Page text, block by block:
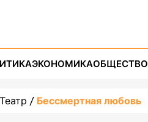
ЭКОНОМИКАОБЩЕСТВО
Театр Бессмертная любовь